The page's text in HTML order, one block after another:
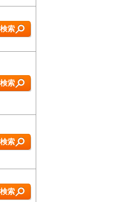
索
索
索
索